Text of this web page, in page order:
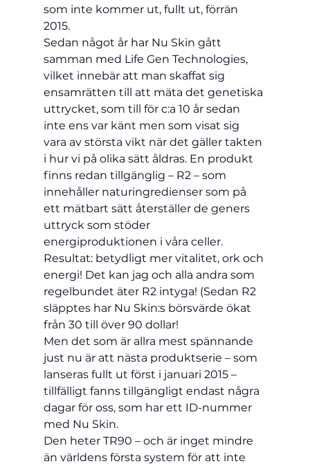
som inte kommer ut, fullt ut, förrän
2015.
Sedan något år har Nu Skin gått
samman med Life Gen Technologies,
vilket innebär att man skaffat sig
ensamrätten till att mäta det genetiska
uttrycket, som till för c:a 10 år sedan
inte ens var känt men som visat sig
vara av största vikt när det gäller takten
i hur vi på olika sätt åldras. En produkt
finns redan tillgänglig – R2 – som
innehåller naturingredienser som på
ett mätbart sätt återställer de geners
uttryck som stöder
energiproduktionen i våra celler.
Resultat: betydligt mer vitalitet, ork och
energi! Det kan jag och alla andra som
regelbundet äter R2 intyga! (Sedan R2
släpptes har Nu Skin:s börsvärde ökat
från 30 till över 90 dollar!
Men det som är allra mest spännande
just nu är att nästa produktserie – som
lanseras fullt ut först i januari 2015 –
tillfälligt fanns tillgängligt endast några
dagar för oss, som har ett ID-nummer
med Nu Skin.
Den heter TR90 – och är inget mindre
än världens första system för att inte